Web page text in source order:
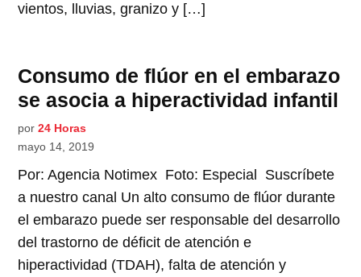
vientos, lluvias, granizo y […]
Consumo de flúor en el embarazo
se asocia a hiperactividad infantil
por 24 Horas
mayo 14, 2019
Por: Agencia Notimex Foto: Especial Suscríbete
a nuestro canal Un alto consumo de flúor durante
el embarazo puede ser responsable del desarrollo
del trastorno de déficit de atención e
hiperactividad (TDAH), falta de atención y